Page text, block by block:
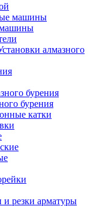
машины
машины
алмазного
бурения
бурения
катки